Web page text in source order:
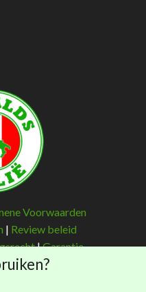
Voorwaarden
| Review beleid
|Garantie